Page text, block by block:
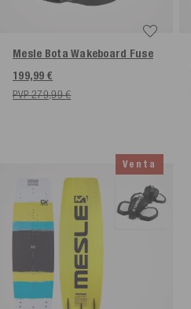
Mesle Bota Wakeboard Fuse
199,99 €
PVP 279,99 €
Venta